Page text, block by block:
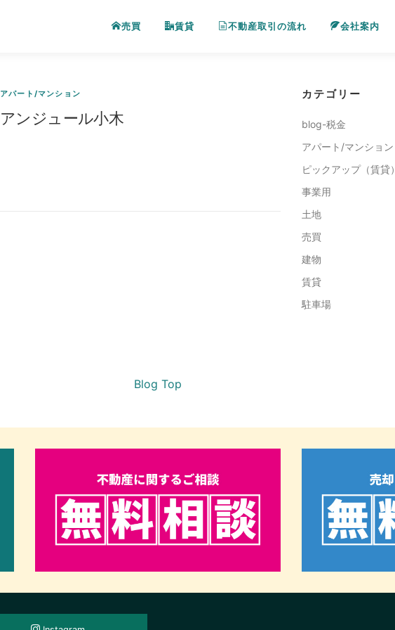
売買 賃貸 不動産取引の流れ 会社案内
アパート/マンション
アンジュール小木
カテゴリー
blog-税金
アパート/マンション
ピックアップ（賃貸）
事業用
土地
売買
建物
賃貸
駐車場
Blog Top